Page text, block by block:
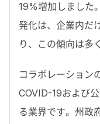
19%増加しました
発化は、企業内だ
り、この傾向は多
コラボレーション
COVID-19および
る業界です。州政